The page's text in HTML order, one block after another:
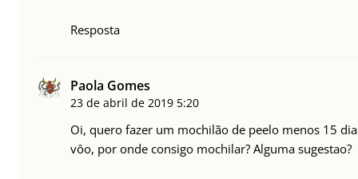
Resposta
Paola Gomes
23 de abril de 2019 5:20
Oi, quero fazer um mochilão de peelo menos 15
vôo, por onde consigo mochilar? Alguma sugestao?